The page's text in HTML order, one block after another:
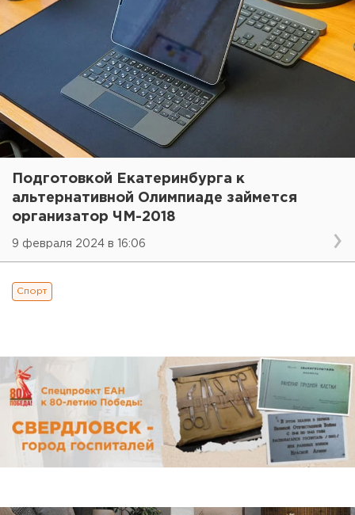
Подготовкой Екатеринбурга к
альтернативной Олимпиаде займется
организатор ЧМ-2018
9 февраля 2024 в 16:06
Спорт